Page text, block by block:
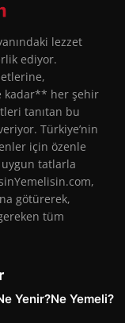
lezzet
ediyor.
kadar** her şehir
tanıtan bu
Türkiye’nin
için özenle
uygun tatlarla
götürerek,
tüm
Yenir?Ne Yemeli?